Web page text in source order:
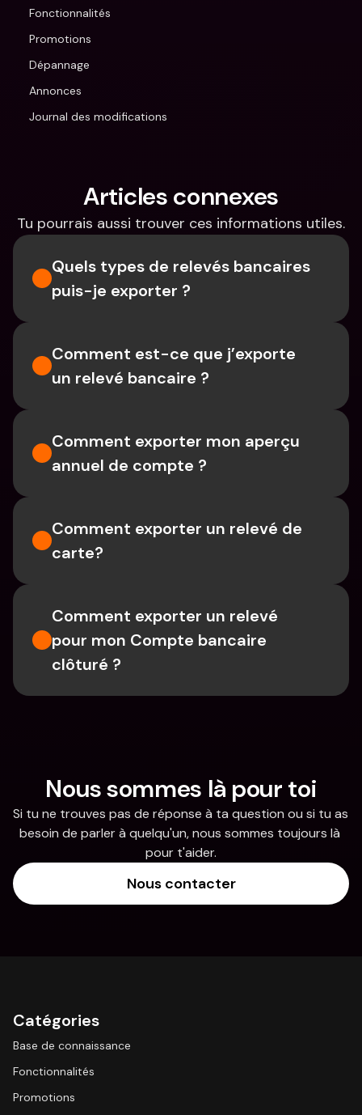
Fonctionnalités
Promotions
Dépannage
Annonces
Journal des modifications
Articles connexes
Tu pourrais aussi trouver ces informations utiles.
Quels types de relevés bancaires
puis-je exporter ?
Comment est-ce que j’exporte
un relevé bancaire ?
Comment exporter mon aperçu
annuel de compte ?
Comment exporter un relevé de
carte?
Comment exporter un relevé
pour mon Compte bancaire
clôturé ?
Nous sommes là pour toi
Si tu ne trouves pas de réponse à ta question ou si tu as
besoin de parler à quelqu'un, nous sommes toujours là
pour t'aider.
Nous contacter
Catégories
Base de connaissance
Fonctionnalités
Promotions